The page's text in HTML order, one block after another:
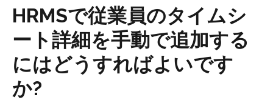
HRMSで従業員のタイムシ
ート詳細を手動で追加する
にはどうすればよいです
か?